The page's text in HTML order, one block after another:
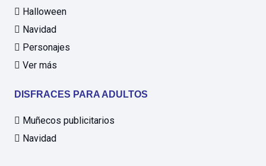
Halloween
Navidad
Personajes
Ver más
DISFRACES PARA ADULTOS
Muñecos publicitarios
Navidad